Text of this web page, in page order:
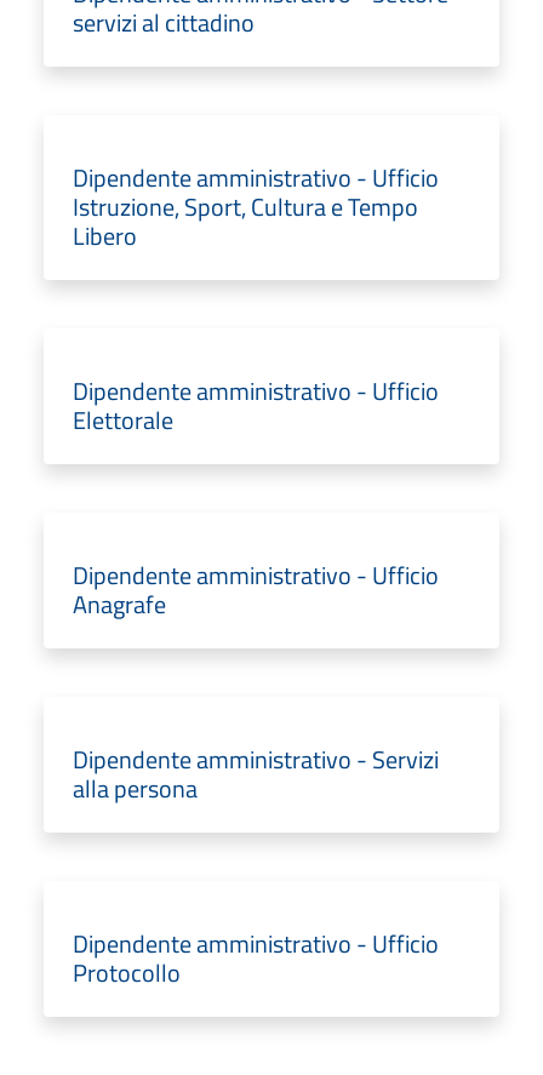
servizi al cittadino
Dipendente amministrativo - Ufficio
Istruzione, Sport, Cultura e Tempo
Libero
Dipendente amministrativo - Ufficio
Elettorale
Dipendente amministrativo - Ufficio
Anagrafe
Dipendente amministrativo - Servizi
alla persona
Dipendente amministrativo - Ufficio
Protocollo